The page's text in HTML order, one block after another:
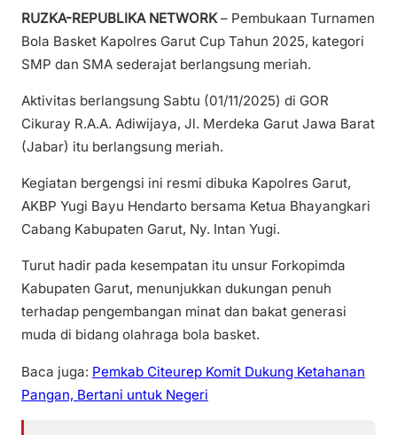
RUZKA-REPUBLIKA NETWORK– Pembukaan Turnamen
Bola Basket Kapolres Garut Cup Tahun 2025, kategori
SMP dan SMA sederajat berlangsung meriah.
Aktivitas berlangsung Sabtu (01/11/2025) di GOR
Cikuray R.A.A. Adiwijaya, Jl. Merdeka Garut Jawa Barat
(Jabar) itu berlangsung meriah.
Kegiatan bergengsi ini resmi dibuka Kapolres Garut,
AKBP Yugi Bayu Hendarto bersama Ketua Bhayangkari
Cabang Kabupaten Garut, Ny. Intan Yugi.
Turut hadir pada kesempatan itu unsur Forkopimda
Kabupaten Garut, menunjukkan dukungan penuh
terhadap pengembangan minat dan bakat generasi
muda di bidang olahraga bola basket.
Baca juga: Pemkab Citeurep Komit Dukung Ketahanan
Pangan, Bertani untuk Negeri